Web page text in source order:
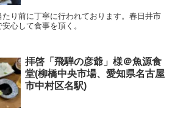
り前に丁寧に行われております。春日井市
心して食事を頂く。
拝啓「飛騨の彦爺」様＠魚源食
堂(柳橋中央市場、愛知県名古屋
市中村区名駅)